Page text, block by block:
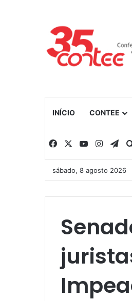
INÍCIO CONTEE
Facebook YouTube
sábado, 8 agosto 2026